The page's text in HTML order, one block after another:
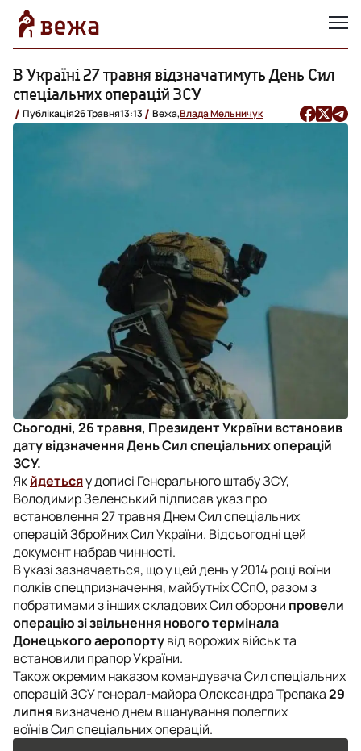
В Україні 27 травня відзначатимуть День Сил
спеціальних операцій ЗСУ
Публікація26 Травня13:13 Вежа,Влада Мельничук
Сьогодні, 26 травня, Президент України встановив
дату відзначення День Сил спеціальних операцій
ЗСУ.
Якйдетьсяу дописі Генерального штабу ЗСУ,
Володимир Зеленський підписав указ про
встановлення 27 травня Днем Сил спеціальних
операцій Збройних Сил України. Відсьогодні цей
документ набрав чинності.
В указі зазначається, що у цей день у 2014 році воїни
полків спецпризначення, майбутніх ССпО, разом з
побратимами з інших складових Сил оборони провели
операцію зі звільнення нового термінала
Донецького аеропортувід ворожих військ та
встановили прапор України.
Також окремим наказом командувача Сил спеціальних
операцій ЗСУ генерал-майора Олександра Трепака29
липнявизначено днем вшанування полеглих
воїнів Сил спеціальних операцій.